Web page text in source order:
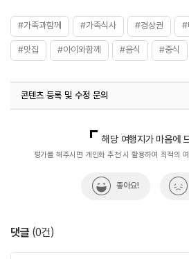
#가족과함께 #가족식사 #경상권 #
#맛집 #아이와함께 #음식 #중식
#코스요리 #황제짬뽕
콘텐츠 등록 및 수정 문의
해당 여행지가 마음에
평가를 해주시면 개인화 추천 시 활용하여 최적의
좋아요!
댓글 (0건)